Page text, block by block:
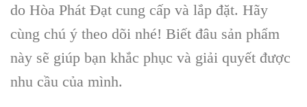
do Hòa Phát Đạt cung cấp và lắp đặt. Hãy
cùng chú ý theo dõi nhé! Biết đâu sản phẩm
này sẽ giúp bạn khắc phục và giải quyết được
nhu cầu của mình.